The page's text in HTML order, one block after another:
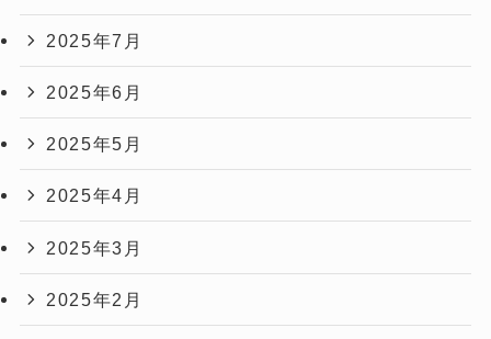
2025年7月
2025年6月
2025年5月
2025年4月
2025年3月
2025年2月